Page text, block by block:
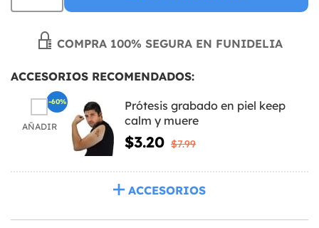
COMPRA 100% SEGURA EN FUNIDELIA
ACCESORIOS RECOMENDADOS:
AÑADIR
Prótesis grabado en piel keep
calm y muere
$3.20 $7.99
-60%
ACCESORIOS